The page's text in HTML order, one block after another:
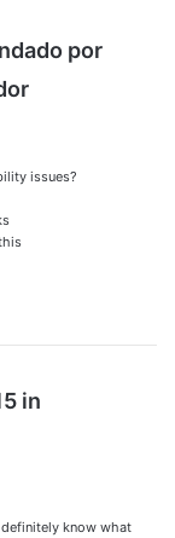
por
:
issues?
in
know what